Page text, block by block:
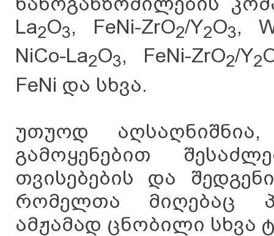
La2O3, FeNi-ZrO2/Y2O3,
NiCo-La2O3, FeNi-ZrO2/Y2
FeNi და სხვა.
უთუოდ
გამოყენებით
თვისებების და
რომელთა მიღებაც
ამჟამად ცნობილი სხვა